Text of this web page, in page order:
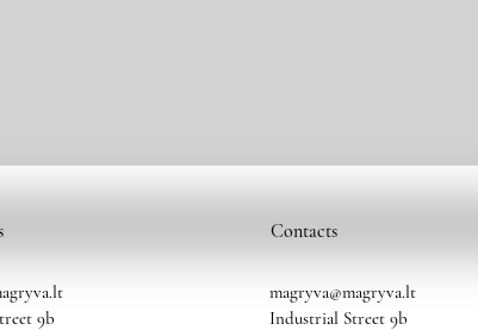
9b
Contacts
magryva@magryva.lt
Industrial Street 9b